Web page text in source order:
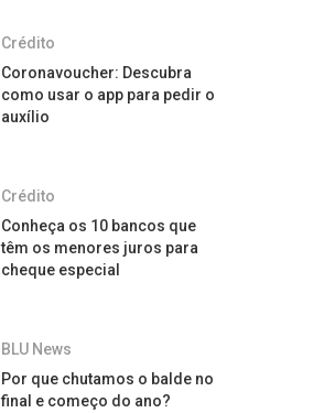
Crédito
Coronavoucher: Descubra
como usar o app para pedir o
auxílio
Crédito
Conheça os 10 bancos que
têm os menores juros para
cheque especial
BLU News
Por que chutamos o balde no
final e começo do ano?